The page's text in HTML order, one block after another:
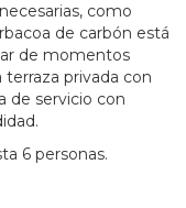
como
de carbón está
de momentos
privada con
de servicio con
6 personas.